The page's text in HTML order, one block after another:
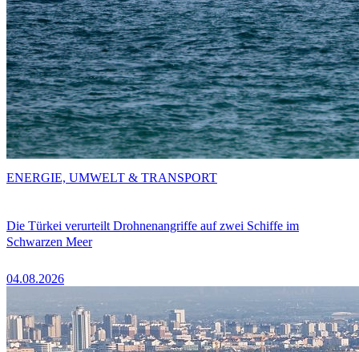
Die Türkei verurteilt Drohnenangriffe auf zwei Schiffe im
Schwarzen Meer
04.08.2026
ENERGIE, UMWELT & TRANSPORT